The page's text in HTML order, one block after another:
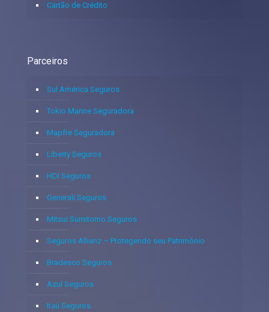
Cartão de Crédito
Parceiros
Sul América Seguros
Tokio Marine Seguradora
Mapfre Seguradora
Liberty Seguros
HDI Seguros
Generali Seguros
Mitsui Sumitomo Seguros
Seguros Allianz – Protegendo seu Patrimônio
Bradesco Seguros
Azul Seguros
Itaú Seguros